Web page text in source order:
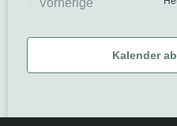
Kalender